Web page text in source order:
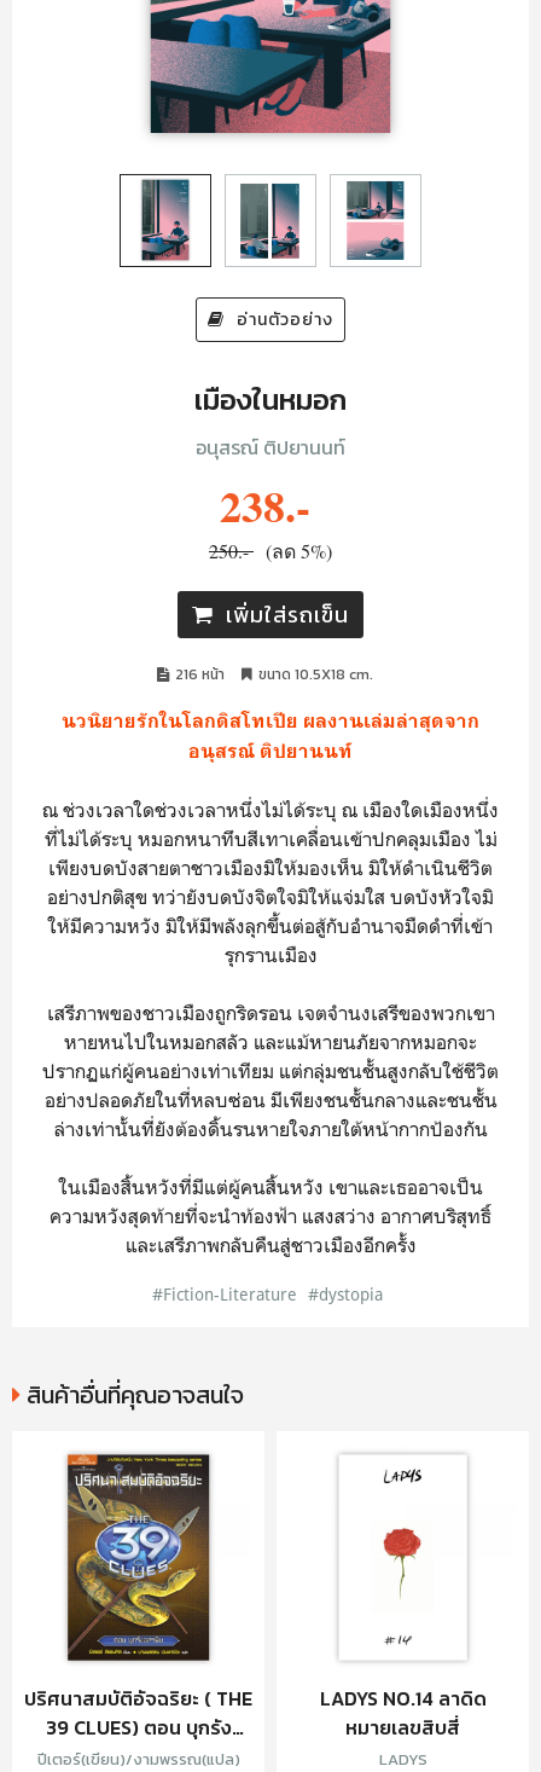
อ่านตัวอย่าง
เมืองในหมอก
อนุสรณ์ ติปยานนท์
238.-
250.- (ลด 5%)
เพิ่มใส่รถเข็น
216 หน้า ขนาด 10.5X18 cm.
นวนิยายรักในโลกดิสโทเปีย ผลงานเล่มล่าสุดจาก
อนุสรณ์ ติปยานนท์
ณ ช่วงเวลาใดช่วงเวลาหนึ่งไม่ได้ระบุ ณ เมืองใดเมืองหนึ่ง
ที่ไม่ได้ระบุ หมอกหนาทึบสีเทาเคลื่อนเข้าปกคลุมเมือง ไม่
เพียงบดบังสายตาชาวเมืองมิให้มองเห็น มิให้ดำเนินชีวิต
อย่างปกติสุข ทว่ายังบดบังจิตใจมิให้แจ่มใส บดบังหัวใจมิ
ให้มีความหวัง มิให้มีพลังลุกขึ้นต่อสู้กับอำนาจมืดดำที่เข้า
รุกรานเมือง
เสรีภาพของชาวเมืองถูกริดรอน เจตจำนงเสรีของพวกเขา
หายหนไปในหมอกสลัว และแม้หายนภัยจากหมอกจะ
ปรากฏแก่ผู้คนอย่างเท่าเทียม แต่กลุ่มชนชั้นสูงกลับใช้ชีวิต
อย่างปลอดภัยในที่หลบซ่อน มีเพียงชนชั้นกลางและชนชั้น
ล่างเท่านั้นที่ยังต้องดิ้นรนหายใจภายใต้หน้ากากป้องกัน
ในเมืองสิ้นหวังที่มีแต่ผู้คนสิ้นหวัง เขาและเธออาจเป็น
ความหวังสุดท้ายที่จะนำท้องฟ้า แสงสว่าง อากาศบริสุทธิ์
และเสรีภาพกลับคืนสู่ชาวเมืองอีกครั้ง
#Fiction-Literature #dystopia
สินค้าอื่นที่คุณอาจสนใจ
ปริศนาสมบัติอัจฉริยะ ( THE
39 CLUES) ตอน บุกรัง
อสรพิษ
ปีเตอร์(เขียน)/งามพรรณ(แปล)
LADYS NO.14 ลาดิด
หมายเลขสิบสี่
LADYS